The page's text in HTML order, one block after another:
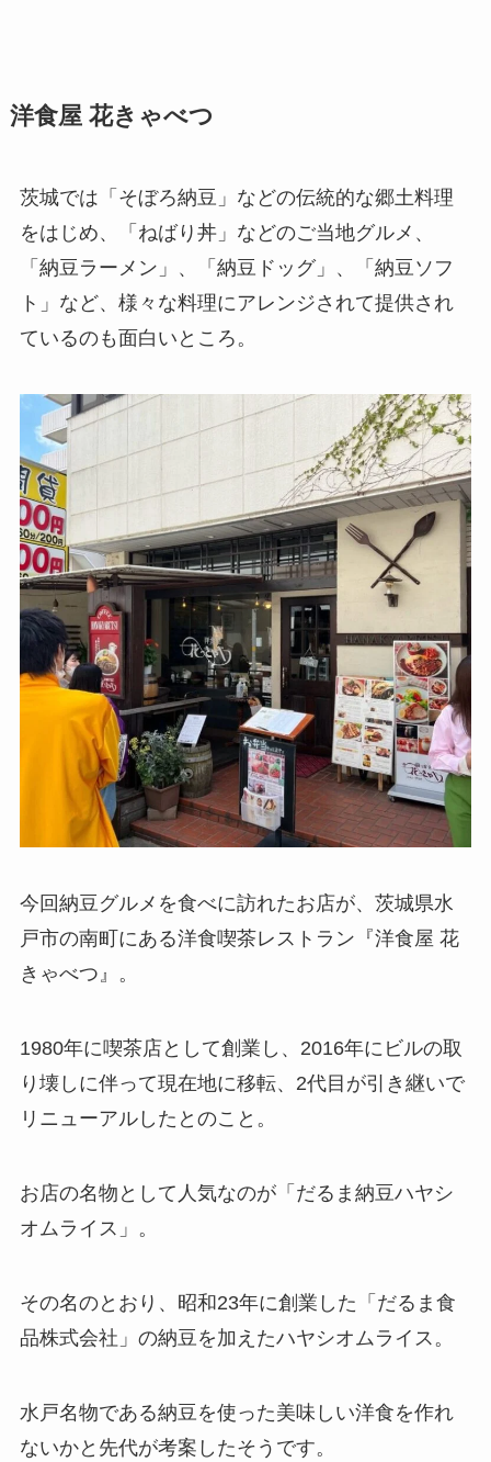
洋食屋 花きゃべつ
茨城では「そぼろ納豆」などの伝統的な郷土料理
をはじめ、「ねばり丼」などのご当地グルメ、
「納豆ラーメン」、「納豆ドッグ」、「納豆ソフ
ト」など、様々な料理にアレンジされて提供され
ているのも面白いところ。
今回納豆グルメを食べに訪れたお店が、茨城県水
戸市の南町にある洋食喫茶レストラン『洋食屋 花
きゃべつ』。
1980年に喫茶店として創業し、2016年にビルの取
り壊しに伴って現在地に移転、2代目が引き継いで
リニューアルしたとのこと。
お店の名物として人気なのが「だるま納豆ハヤシ
オムライス」。
その名のとおり、昭和23年に創業した「だるま食
品株式会社」の納豆を加えたハヤシオムライス。
水戸名物である納豆を使った美味しい洋食を作れ
ないかと先代が考案したそうです。